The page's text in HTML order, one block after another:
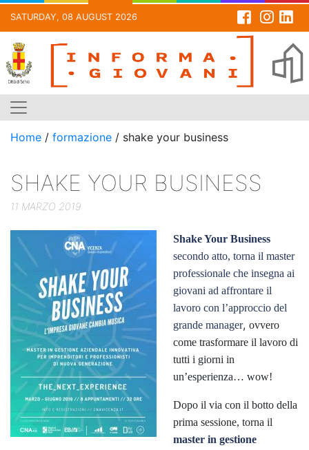
SATURDAY, 08 AUGUST 2026
Skip
content
Home / formazione / shake your business
SHAKE YOUR BUSINESS
11 MARZO 2019
Shake Your Business
secondo atto, torna il master
professionale che insegna ai
giovani ad affrontare il
lavoro con l’approccio del
grande manager, ovvero
come trasformare il lavoro di
tutti i giorni in
un’esperienza… wow!
Dopo il via con il botto della
prima sessione, torna il
master in gestione